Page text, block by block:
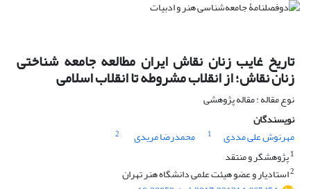
تاریخ غایب زنان نقاش ایران مطالعه جامعه شناختی
زنان نقاش؛ از انقلاب مشروطه تا انقلاب اسلامی
نوع مقاله : مقاله پژوهشی
نویسندگان
مهرنوش علی مددی
1 محمدرضا مریدی
2
1پژوهشگر و منتقد
2استادیار و عضو هیئت علمی دانشگاه هنر تهران